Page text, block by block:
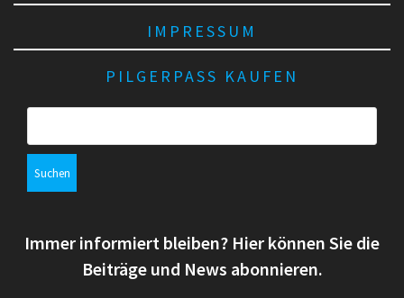
IMPRESSUM
PILGERPASS KAUFEN
n
a
Immer informiert bleiben? Hier können Sie die
Beiträge und News abonnieren.